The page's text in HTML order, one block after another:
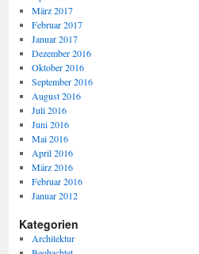
März 2017
Februar 2017
Januar 2017
Dezember 2016
Oktober 2016
September 2016
August 2016
Juli 2016
Juni 2016
Mai 2016
April 2016
März 2016
Februar 2016
Januar 2012
Kategorien
Architektur